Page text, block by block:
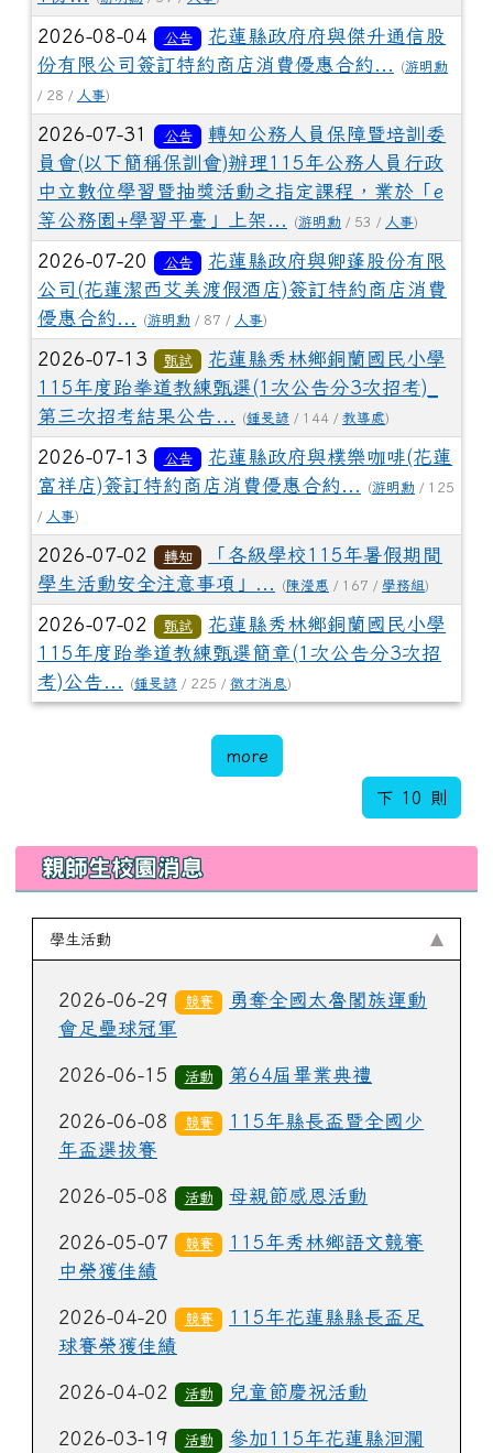
2026-08-04 公告
花蓮縣政府府與傑升通信股
份有限公司簽訂特約商店消費優惠合約...
(游明勳
/ 28 / 人事)
2026-07-31 公告
轉知公務人員保障暨培訓委
員會(以下簡稱保訓會)辦理115年公務人員行政
中立數位學習暨抽獎活動之指定課程，業於「e
等公務園+學習平臺」上架...
(游明勳 / 53 / 人事)
2026-07-20 公告
花蓮縣政府與卿蓬股份有限
公司(花蓮潔西艾美渡假酒店)簽訂特約商店消費
優惠合約...
(游明勳 / 87 / 人事)
2026-07-13 甄試
花蓮縣秀林鄉銅蘭國民小學
115年度跆拳道教練甄選(1次公告分3次招考)_
第三次招考結果公告...
(鍾旻諺 / 144 / 教導處)
2026-07-13 公告
花蓮縣政府與樸樂咖啡(花蓮
富祥店)簽訂特約商店消費優惠合約...
(游明勳 / 125
/ 人事)
2026-07-02 轉知
「各級學校115年暑假期間
學生活動安全注意事項」...
(陳瀅惠 / 167 / 學務組)
2026-07-02 甄試
花蓮縣秀林鄉銅蘭國民小學
115年度跆拳道教練甄選簡章(1次公告分3次招
考)公告...
(鍾旻諺 / 225 / 徵才消息)
more
下 10 則
親師生校園消息
學生活動
2026-06-29 競賽
勇奪全國太魯閣族運動
會足壘球冠軍
2026-06-15 活動 第64屆畢業典禮
2026-06-08 競賽
115年縣長盃暨全國少
年盃選拔賽
2026-05-08 活動 母親節感恩活動
2026-05-07 競賽
115年秀林鄉語文競賽
中榮獲佳績
2026-04-20 競賽
115年花蓮縣縣長盃足
球賽榮獲佳績
2026-04-02 活動 兒童節慶祝活動
2026-03-19 活動 參加115年花蓮縣洄瀾